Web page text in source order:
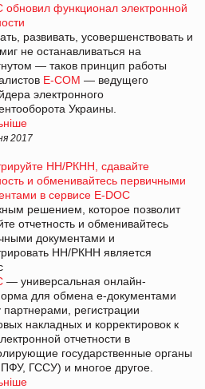
обновил функционал электронной
развивать, усовершенствовать и
не останавливаться на
— таков принцип работы
E-COM — ведущего
электронного
Украины.
2017
НН/РКНН, сдавайте
и обменивайтесь первичными
в сервисе E-DOC
решением, которое позволит
отчетность и обменивайтесь
документами и
НН/РКНН является
— универсальная онлайн-
для обмена е-документами
регистрации
накладных и корректировок к
отчетности в
государственные органы
ГССУ) и многое другое.